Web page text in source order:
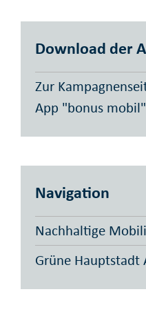
Download der
Zur
App "bonus mobil"
Navigation
Nachhaltige
Grüne Hauptstadt